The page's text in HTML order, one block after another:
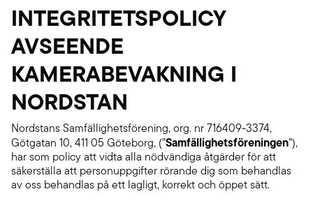
INTEGRITETSPOLICY
AVSEENDE
KAMERABEVAKNING I
NORDSTAN
Nordstans Samfällighetsförening, org. nr 716409-3374,
Götgatan 10, 411 05 Göteborg, (”Samfällighetsföreningen”),
har som policy att vidta alla nödvändiga åtgärder för att
säkerställa att personuppgifter rörande dig som behandlas
av oss behandlas på ett lagligt, korrekt och öppet sätt.